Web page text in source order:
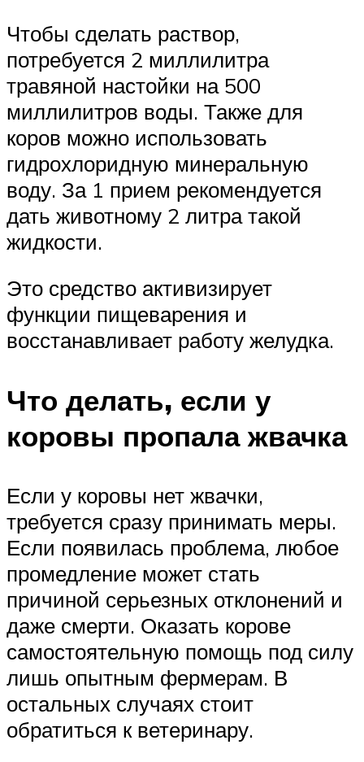
Чтобы сделать раствор,
потребуется 2 миллилитра
травяной настойки на 500
миллилитров воды. Также для
коров можно использовать
гидрохлоридную минеральную
воду. За 1 прием рекомендуется
дать животному 2 литра такой
жидкости.
Это средство активизирует
функции пищеварения и
восстанавливает работу желудка.
Что делать, если у
коровы пропала жвачка
Если у коровы нет жвачки,
требуется сразу принимать меры.
Если появилась проблема, любое
промедление может стать
причиной серьезных отклонений и
даже смерти. Оказать корове
самостоятельную помощь под силу
лишь опытным фермерам. В
остальных случаях стоит
обратиться к ветеринару.